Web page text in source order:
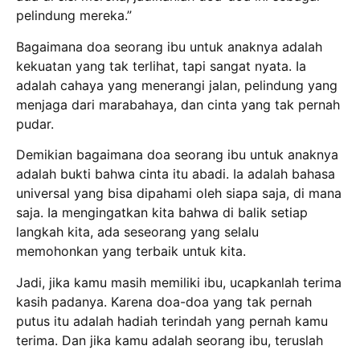
pelindung mereka.”
Bagaimana doa seorang ibu untuk anaknya adalah
kekuatan yang tak terlihat, tapi sangat nyata. Ia
adalah cahaya yang menerangi jalan, pelindung yang
menjaga dari marabahaya, dan cinta yang tak pernah
pudar.
Demikian bagaimana doa seorang ibu untuk anaknya
adalah bukti bahwa cinta itu abadi. Ia adalah bahasa
universal yang bisa dipahami oleh siapa saja, di mana
saja. Ia mengingatkan kita bahwa di balik setiap
langkah kita, ada seseorang yang selalu
memohonkan yang terbaik untuk kita.
Jadi, jika kamu masih memiliki ibu, ucapkanlah terima
kasih padanya. Karena doa-doa yang tak pernah
putus itu adalah hadiah terindah yang pernah kamu
terima. Dan jika kamu adalah seorang ibu, teruslah